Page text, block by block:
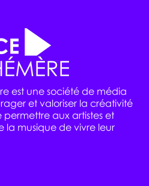
est une société de média
et valoriser la créativité
aux artistes et
la musique de vivre leur